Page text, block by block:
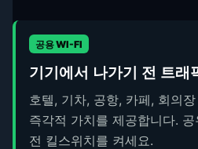
공용 WI-FI
기기에서 나가기 전 트래
호텔, 기차, 공항, 카페, 회의
즉각적 가치를 제공합니다.
전 킬스위치를 켜세요.